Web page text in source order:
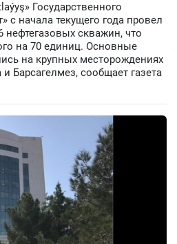
Государственного
с начала текущего года провел
скважин, что
на 70 единиц. Основные
на крупных месторождениях
Барсагелмез, сообщает газета